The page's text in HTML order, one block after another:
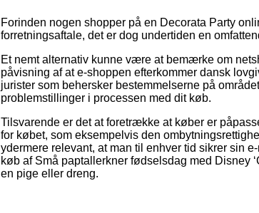
Forinden nogen shopper på en Decorata Party
forretningsaftale, det er dog undertiden en
Et nemt alternativ kunne være at bemærke om
påvisning af at e-shoppen efterkommer dansk
jurister som behersker bestemmelserne på
problemstillinger i processen med dit køb.
Tilsvarende er det at foretrække at køber er
for købet, som eksempelvis den
ydermere relevant, at man til enhver tid sikrer sin
køb af Små paptallerkner fødselsdag med Disney
en pige eller dreng.